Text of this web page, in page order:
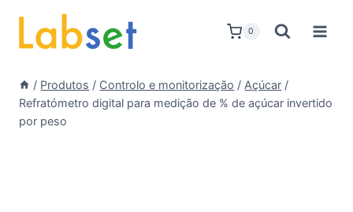
content
0
/ Produtos / Controlo e monitorização / Açúcar /
Refratómetro digital para medição de % de açúcar invertido
por peso